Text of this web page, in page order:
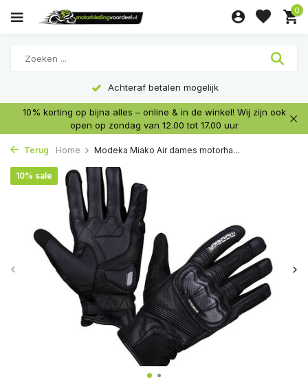
0
Achteraf betalen mogelijk
10% korting op bijna alles – online & in de winkel! Wij zijn ook
open op zondag van 12.00 tot 17.00 uur
Terug Home Modeka Miako Air dames motorha...
10% sale